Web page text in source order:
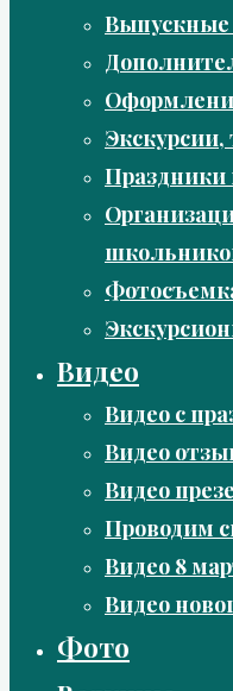
Выпускные
Экскурсии,
Праздники
Видео
Видео с
Видео
Видео
Проводим
Видео 8
Видео
Фото